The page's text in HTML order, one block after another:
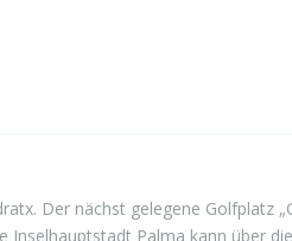
Der nächst gelegene Golfplatz
Palma kann über